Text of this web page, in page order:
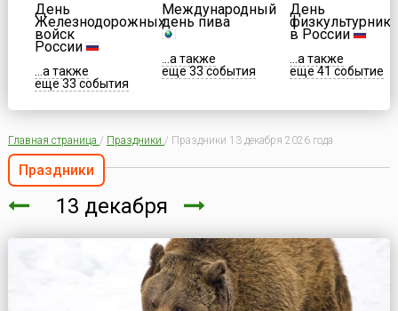
День
Железнодорожных
войск
России
...а также
еще 33 события
Международный
день пива
...а также
еще 33 события
День
физкультурника
в России
...а также
еще 41 событие
Главная страница / Праздники / Праздники 13 декабря 2026 года
Праздники
13 декабря